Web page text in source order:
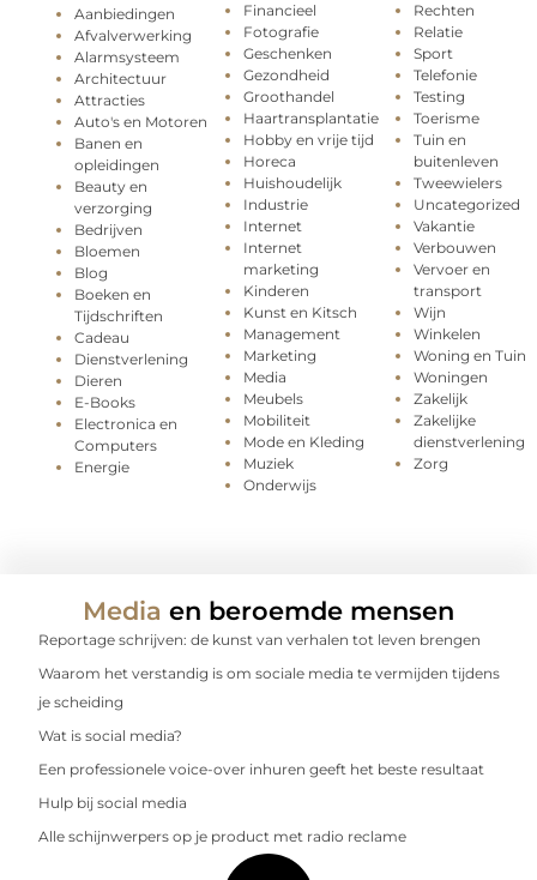
Aanbiedingen
Afvalverwerking
Alarmsysteem
Architectuur
Attracties
Auto's en Motoren
Banen en
opleidingen
Beauty en
verzorging
Bedrijven
Bloemen
Blog
Boeken en
Tijdschriften
Cadeau
Dienstverlening
Dieren
E-Books
Electronica en
Computers
Energie
Financieel
Fotografie
Geschenken
Gezondheid
Groothandel
Haartransplantatie
Hobby en vrije tijd
Horeca
Huishoudelijk
Industrie
Internet
Internet
marketing
Kinderen
Kunst en Kitsch
Management
Marketing
Media
Meubels
Mobiliteit
Mode en Kleding
Muziek
Onderwijs
Rechten
Relatie
Sport
Telefonie
Testing
Toerisme
Tuin en
buitenleven
Tweewielers
Uncategorized
Vakantie
Verbouwen
Vervoer en
transport
Wijn
Winkelen
Woning en Tuin
Woningen
Zakelijk
Zakelijke
dienstverlening
Zorg
Media en beroemde mensen
Reportage schrijven: de kunst van verhalen tot leven brengen
Waarom het verstandig is om sociale media te vermijden tijdens
je scheiding
Wat is social media?
Een professionele voice-over inhuren geeft het beste resultaat
Hulp bij social media
Alle schijnwerpers op je product met radio reclame